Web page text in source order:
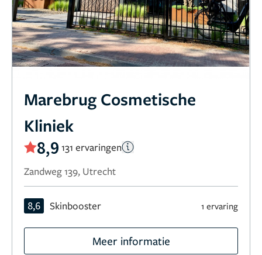
Marebrug Cosmetische
Kliniek
8,9 131 ervaringen
Zandweg 139, Utrecht
8,6 Skinbooster 1 ervaring
Meer informatie